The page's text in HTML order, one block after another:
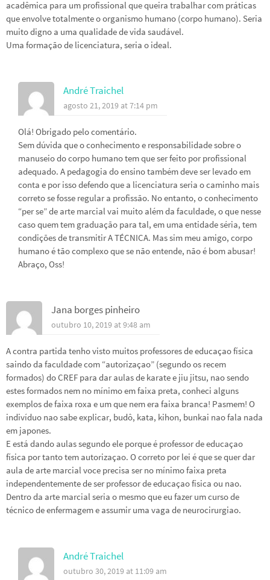
acadêmica para um profissional que queira trabalhar com práticas
que envolve totalmente o organismo humano (corpo humano). Seria
muito digno a uma qualidade de vida saudável.
Uma formação de licenciatura, seria o ideal.
André Traichel
agosto 21, 2019 at 7:14 pm
Olá! Obrigado pelo comentário.
Sem dúvida que o conhecimento e responsabilidade sobre o
manuseio do corpo humano tem que ser feito por profissional
adequado. A pedagogia do ensino também deve ser levado em
conta e por isso defendo que a licenciatura seria o caminho mais
correto se fosse regular a profissão. No entanto, o conhecimento
“per se” de arte marcial vai muito além da faculdade, o que nesse
caso quem tem graduação para tal, em uma entidade séria, tem
condições de transmitir A TÉCNICA. Mas sim meu amigo, corpo
humano é tão complexo que se não entende, não é bom abusar!
Abraço, Oss!
Jana borges pinheiro
outubro 10, 2019 at 9:48 am
A contra partida tenho visto muitos professores de educaçao física
saindo da faculdade com “autorizaçao” (segundo os recem
formados) do CREF para dar aulas de karate e jiu jitsu, nao sendo
estes formados nem no mínimo em faixa preta, conheci alguns
exemplos de faixa roxa e um que nem era faixa branca! Pasmem! O
indivíduo nao sabe explicar, budô, kata, kihon, bunkai nao fala nada
em japones.
E está dando aulas segundo ele porque é professor de educaçao
física por tanto tem autorizaçao. O correto por lei é que se quer dar
aula de arte marcial voce precisa ser no mínimo faixa preta
independentemente de ser professor de educaçao física ou nao.
Dentro da arte marcial seria o mesmo que eu fazer um curso de
técnico de enfermagem e assumir uma vaga de neurocirurgiao.
André Traichel
outubro 30, 2019 at 11:09 am